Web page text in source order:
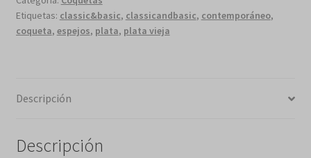
Etiquetas: classic&basic, classicandbasic, contemporáneo,
coqueta, espejos, plata, plata vieja
Descripción
Descripción